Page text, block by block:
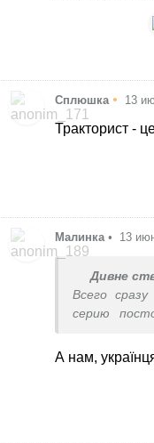
Сплюшка • 13
Тракторист -
Малинка • 13
Дивне
Всего
серию
пост -
А нам,